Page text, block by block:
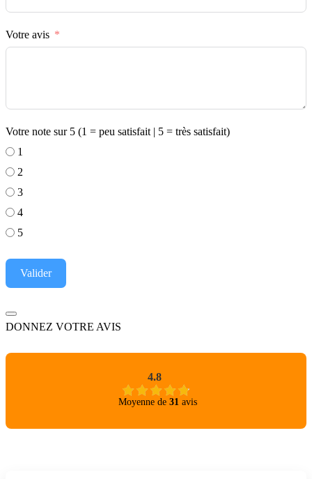
Votre avis
Votre note sur 5 (1 = peu satisfait | 5 = très satisfait)
1
2
3
4
5
Valider
DONNEZ VOTRE AVIS
4.8
Moyenne de 31 avis